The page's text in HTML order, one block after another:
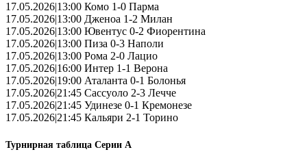
17.05.2026|13:00 Комо 1-0 Парма
17.05.2026|13:00 Дженоа 1-2 Милан
17.05.2026|13:00 Ювентус 0-2 Фиорентина
17.05.2026|13:00 Пиза 0-3 Наполи
17.05.2026|13:00 Рома 2-0 Лацио
17.05.2026|16:00 Интер 1-1 Верона
17.05.2026|19:00 Аталанта 0-1 Болонья
17.05.2026|21:45 Сассуоло 2-3 Лечче
17.05.2026|21:45 Удинезе 0-1 Кремонезе
17.05.2026|21:45 Кальяри 2-1 Торино
Турнирная таблица Серии А